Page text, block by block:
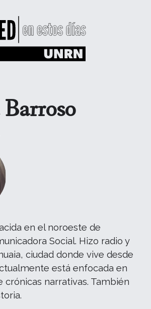
en el noroeste de
Social. Hizo radio y
ciudad donde vive desde
está enfocada en
crónicas narrativas. También